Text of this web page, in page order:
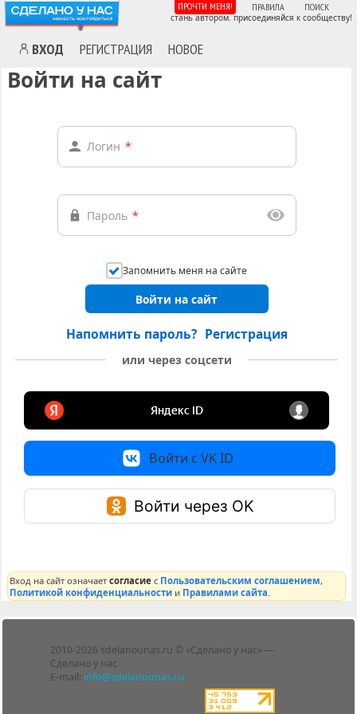
ВХОД РЕГИСТРАЦИЯ НОВОЕ
ПРОЧТИ МЕНЯ! ПРАВИЛА ПОИСК
стань автором. присоединяйся к сообществу!
Войти на сайт
Логин *
Пароль *
Запомнить меня на сайте
Войти на сайт
Напомнить пароль? Регистрация
или через соцсети
Войти с VK ID
Войти через OK
Вход на сайт означаетсогласие с Пользовательским соглашением,
Политикой конфиденциальности и Правилами сайта
2010-2026 sdelanounas.ru © «Сделано у нас» —
Сделано у нас
E-mail: info@sdelanounas.ru
Блоги
Люди
Политика